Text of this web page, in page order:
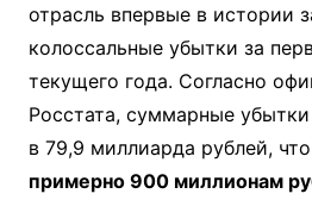
отрасль впервые в истории
колоссальные убытки за
текущего года. Согласно
Росстата, суммарные
в 79,9 миллиарда рублей, что
примерно 900 миллионам